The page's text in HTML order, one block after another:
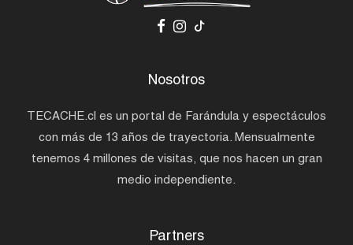
Nosotros
TECACHE.cl es un portal de Farándula y espectáculos
con más de 13 años de trayectoria. Mensualmente
tenemos 4 millones de visitas, que nos hacen un gran
medio independiente.
Partners